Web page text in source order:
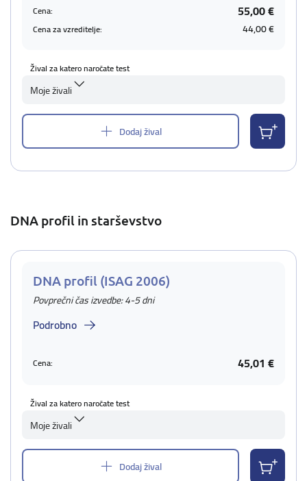
Cena: 55,00 €
Cena za vzreditelje: 44,00 €
Žival za katero naročate test
Moje živali
Dodaj žival
DNA profil in starševstvo
DNA profil (ISAG 2006)
Povprečni čas izvedbe: 4-5 dni
Podrobno
Cena: 45,01 €
Žival za katero naročate test
Moje živali
Dodaj žival